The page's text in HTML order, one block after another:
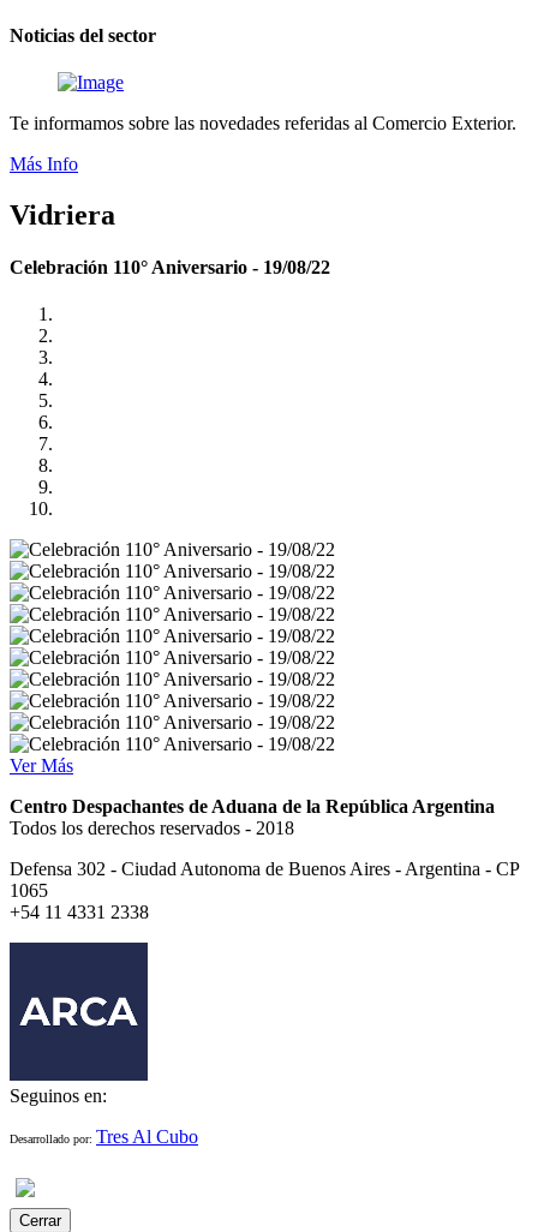
Noticias del sector
Te informamos sobre las novedades referidas al Comercio Exterior.
Más Info
Vidriera
Celebración 110° Aniversario - 19/08/22
Ver Más
Centro Despachantes de Aduana de la República Argentina
Todos los derechos reservados - 2018
Defensa 302 - Ciudad Autonoma de Buenos Aires - Argentina - CP
1065
+54 11 4331 2338
Seguinos en:
Desarrollado por: Tres Al Cubo
Cerrar